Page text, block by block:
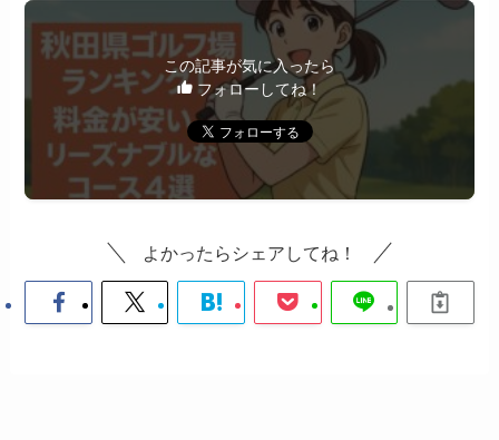
この記事が気に入ったら
フォローしてね！
よかったらシェアしてね！